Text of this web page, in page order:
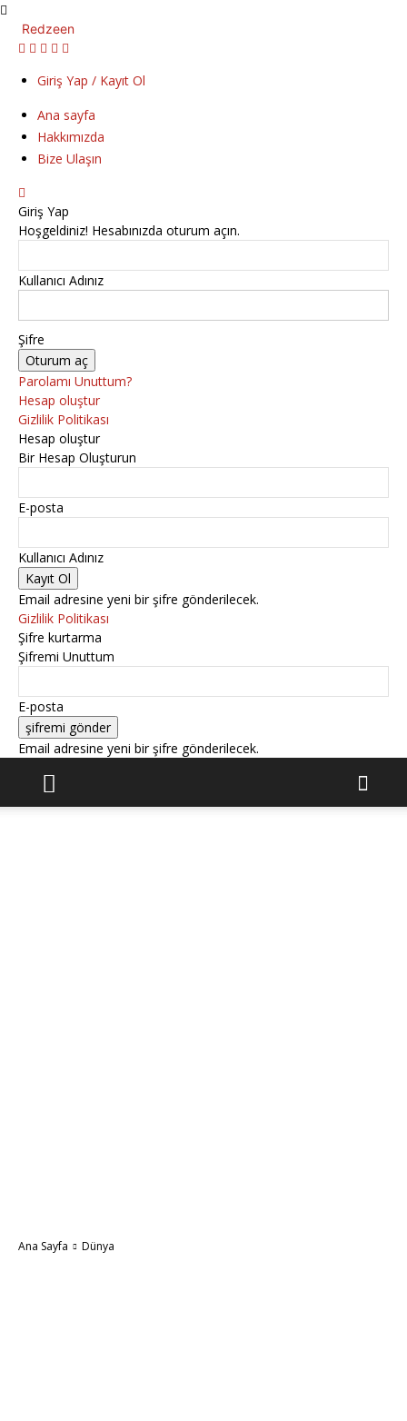
Redzeen
Giriş Yap / Kayıt Ol
Ana sayfa
Hakkımızda
Bize Ulaşın
Giriş Yap
Hoşgeldiniz! Hesabınızda oturum açın.
Kullanıcı Adınız
Şifre
Parolamı Unuttum?
Hesap oluştur
Gizlilik Politikası
Hesap oluştur
Bir Hesap Oluşturun
E-posta
Kullanıcı Adınız
Email adresine yeni bir şifre gönderilecek.
Gizlilik Politikası
Şifre kurtarma
Şifremi Unuttum
E-posta
Email adresine yeni bir şifre gönderilecek.
Ana Sayfa Dünya